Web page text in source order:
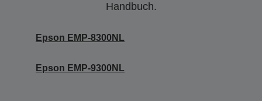
Handbuch.
Epson EMP-8300NL
Epson EMP-9300NL